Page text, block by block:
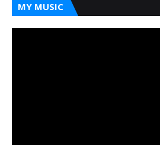
MY MUSIC